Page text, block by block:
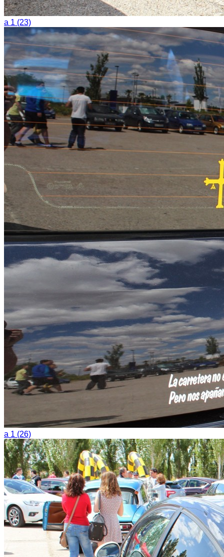
a 1 (23)
a 1 (26)